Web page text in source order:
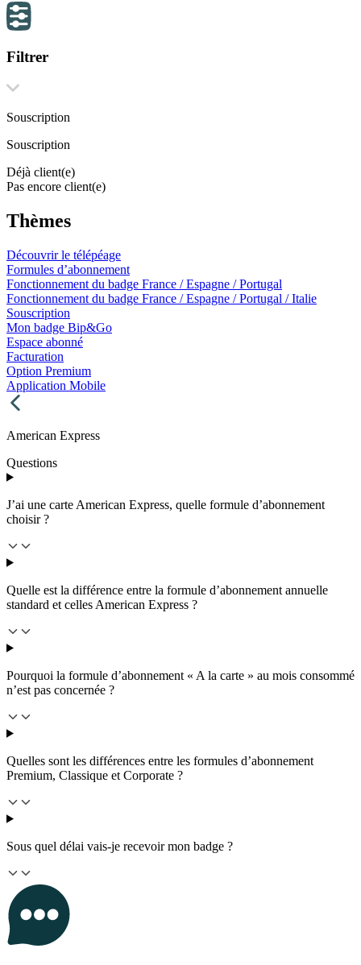
Filtrer
Souscription
Souscription
Déjà client(e)
Pas encore client(e)
Thèmes
Découvrir le télépéage
Formules d’abonnement
Fonctionnement du badge France / Espagne / Portugal
Fonctionnement du badge France / Espagne / Portugal / Italie
Souscription
Mon badge Bip&Go
Espace abonné
Facturation
Option Premium
Application Mobile
American Express
Questions
J’ai une carte American Express, quelle formule d’abonnement
choisir ?
Quelle est la différence entre la formule d’abonnement annuelle
standard et celles American Express ?
Pourquoi la formule d’abonnement « A la carte » au mois consommé
n’est pas concernée ?
Quelles sont les différences entre les formules d’abonnement
Premium, Classique et Corporate ?
Sous quel délai vais-je recevoir mon badge ?